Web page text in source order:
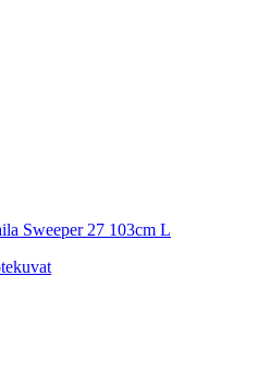
Sweeper 27 103cm L